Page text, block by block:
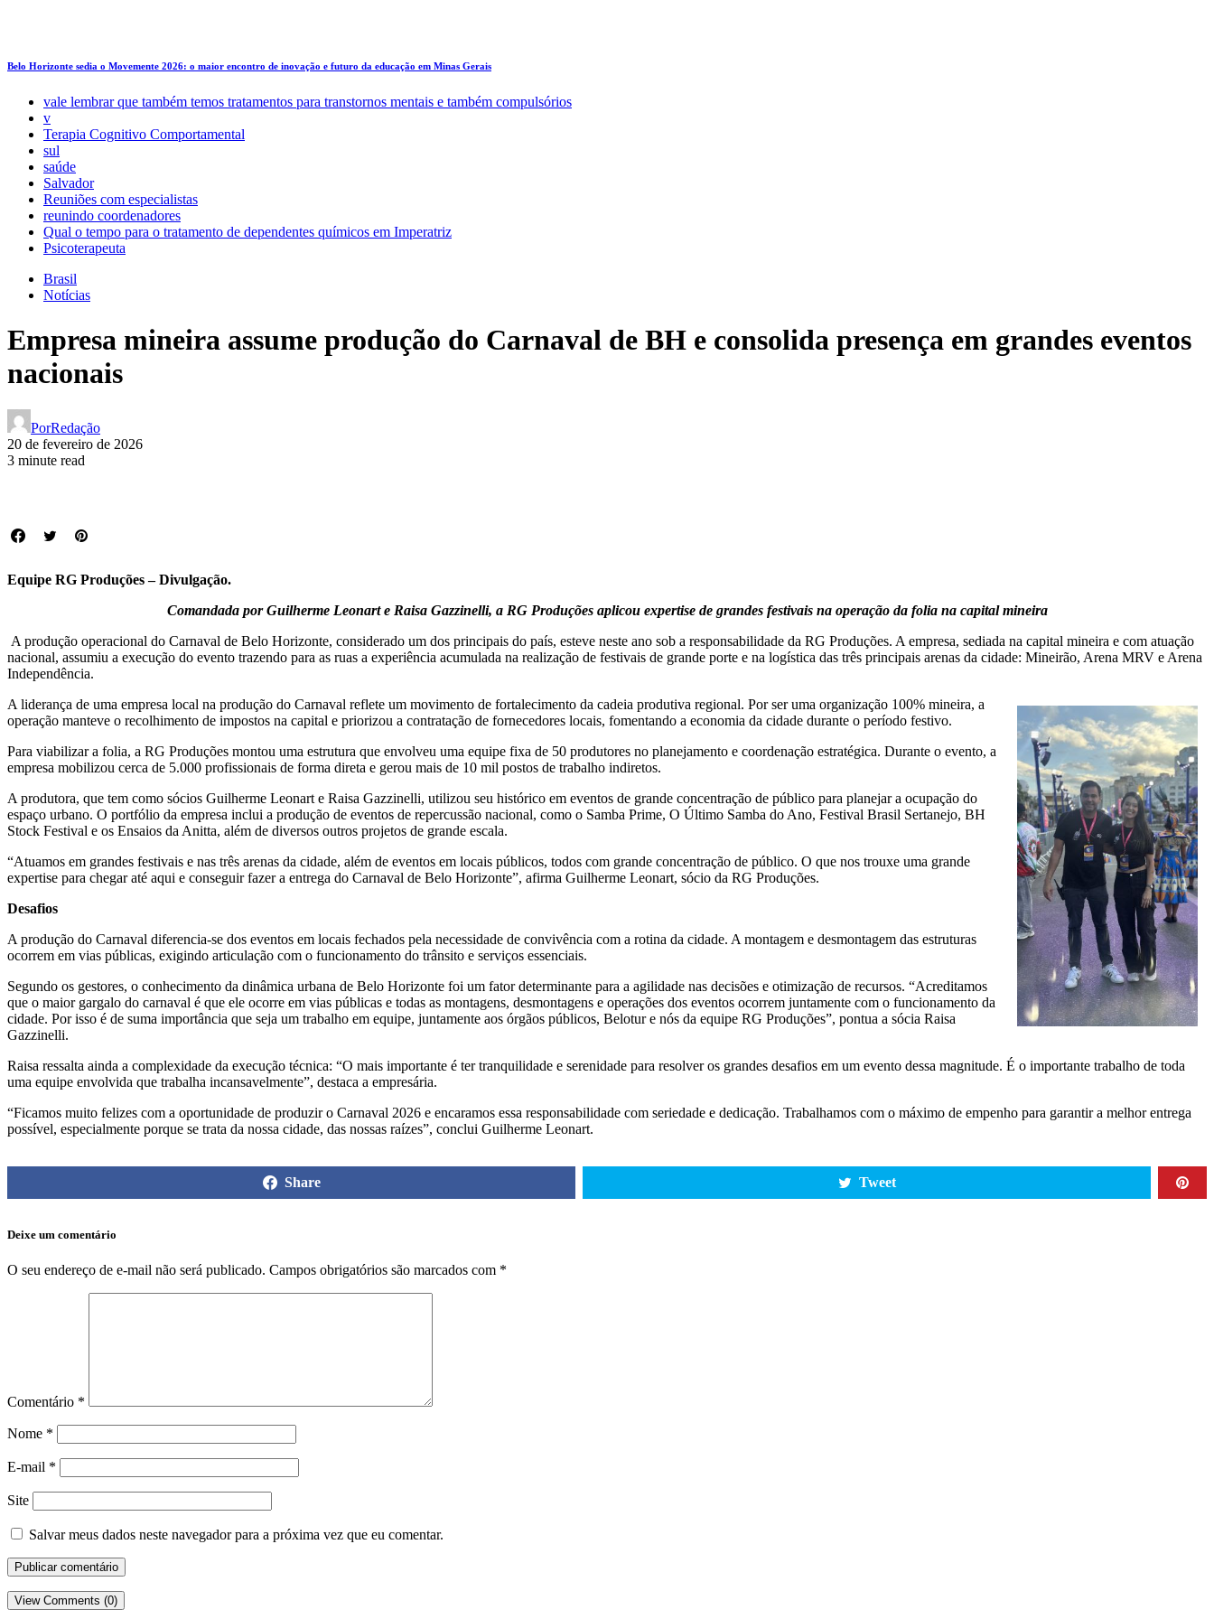
Belo Horizonte sedia o Movemente 2026: o maior encontro de inovação e futuro da educação em Minas Gerais
vale lembrar que também temos tratamentos para transtornos mentais e também compulsórios
v
Terapia Cognitivo Comportamental
sul
saúde
Salvador
Reuniões com especialistas
reunindo coordenadores
Qual o tempo para o tratamento de dependentes químicos em Imperatriz
Psicoterapeuta
Brasil
Notícias
Empresa mineira assume produção do Carnaval de BH e consolida presença em grandes eventos
nacionais
PorRedação
20 de fevereiro de 2026
3 minute read
Equipe RG Produções – Divulgação.
Comandada por Guilherme Leonart e Raisa Gazzinelli, a RG Produções aplicou expertise de grandes festivais na operação da folia na capital mineira
A produção operacional do Carnaval de Belo Horizonte, considerado um dos principais do país, esteve neste ano sob a responsabilidade da RG Produções. A empresa, sediada na capital mineira e com atuação
nacional, assumiu a execução do evento trazendo para as ruas a experiência acumulada na realização de festivais de grande porte e na logística das três principais arenas da cidade: Mineirão, Arena MRV e Arena
Independência.
A liderança de uma empresa local na produção do Carnaval reflete um movimento de fortalecimento da cadeia produtiva regional. Por ser uma organização 100% mineira, a
operação manteve o recolhimento de impostos na capital e priorizou a contratação de fornecedores locais, fomentando a economia da cidade durante o período festivo.
Para viabilizar a folia, a RG Produções montou uma estrutura que envolveu uma equipe fixa de 50 produtores no planejamento e coordenação estratégica. Durante o evento, a
empresa mobilizou cerca de 5.000 profissionais de forma direta e gerou mais de 10 mil postos de trabalho indiretos.
A produtora, que tem como sócios Guilherme Leonart e Raisa Gazzinelli, utilizou seu histórico em eventos de grande concentração de público para planejar a ocupação do
espaço urbano. O portfólio da empresa inclui a produção de eventos de repercussão nacional, como o Samba Prime, O Último Samba do Ano, Festival Brasil Sertanejo, BH
Stock Festival e os Ensaios da Anitta, além de diversos outros projetos de grande escala.
“Atuamos em grandes festivais e nas três arenas da cidade, além de eventos em locais públicos, todos com grande concentração de público. O que nos trouxe uma grande
expertise para chegar até aqui e conseguir fazer a entrega do Carnaval de Belo Horizonte”, afirma Guilherme Leonart, sócio da RG Produções.
Desafios
A produção do Carnaval diferencia-se dos eventos em locais fechados pela necessidade de convivência com a rotina da cidade. A montagem e desmontagem das estruturas
ocorrem em vias públicas, exigindo articulação com o funcionamento do trânsito e serviços essenciais.
Segundo os gestores, o conhecimento da dinâmica urbana de Belo Horizonte foi um fator determinante para a agilidade nas decisões e otimização de recursos. “Acreditamos
que o maior gargalo do carnaval é que ele ocorre em vias públicas e todas as montagens, desmontagens e operações dos eventos ocorrem juntamente com o funcionamento da
cidade. Por isso é de suma importância que seja um trabalho em equipe, juntamente aos órgãos públicos, Belotur e nós da equipe RG Produções”, pontua a sócia Raisa
Gazzinelli.
Raisa ressalta ainda a complexidade da execução técnica: “O mais importante é ter tranquilidade e serenidade para resolver os grandes desafios em um evento dessa magnitude. É o importante trabalho de toda
uma equipe envolvida que trabalha incansavelmente”, destaca a empresária.
“Ficamos muito felizes com a oportunidade de produzir o Carnaval 2026 e encaramos essa responsabilidade com seriedade e dedicação. Trabalhamos com o máximo de empenho para garantir a melhor entrega
possível, especialmente porque se trata da nossa cidade, das nossas raízes”, conclui Guilherme Leonart.
Share Tweet
Deixe um comentário
O seu endereço de e-mail não será publicado. Campos obrigatórios são marcados com *
Comentário *
Nome *
E-mail *
Site
Salvar meus dados neste navegador para a próxima vez que eu comentar.
View Comments (0)